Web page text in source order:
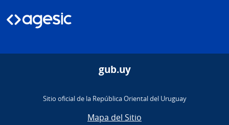
gub.uy
Sitio oficial de la República Oriental del Uruguay
Mapa del Sitio